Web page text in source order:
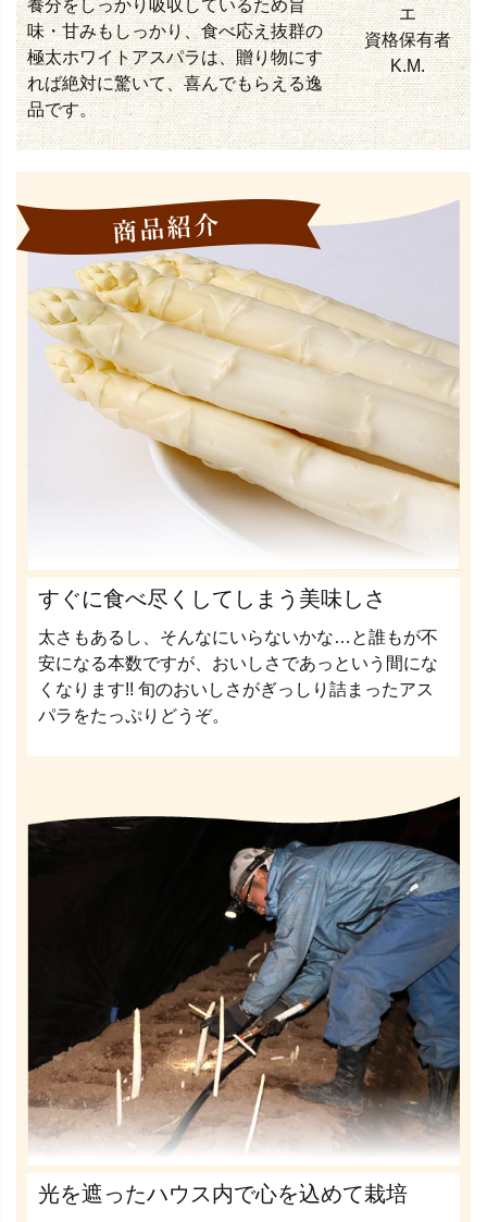
養分をしっかり吸収しているため旨
味・甘みもしっかり、食べ応え抜群の
極太ホワイトアスパラは、贈り物にす
れば絶対に驚いて、喜んでもらえる逸
品です。
エ
資格保有者
K.M.
すぐに食べ尽くしてしまう美味しさ
太さもあるし、そんなにいらないかな…と誰もが不
安になる本数ですが、おいしさであっという間にな
くなります!! 旬のおいしさがぎっしり詰まったアス
パラをたっぷりどうぞ。
光を遮ったハウス内で心を込めて栽培